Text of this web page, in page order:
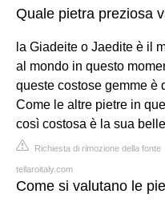
Quale pietra preziosa
la Giadeite o Jaedite è il
al mondo in questo
queste costose gemme è
Come le altre pietre in
così costosa è la sua
Richiesta di rimozione della fonte
tellaroitaly.com
Come si valutano le